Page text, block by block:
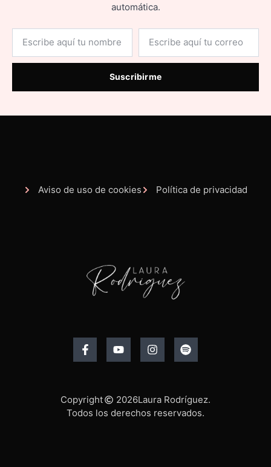
automática.
Suscribirme
Aviso de uso de cookies Política de privacidad
Copyright 2026Laura Rodríguez.
Todos los derechos reservados.